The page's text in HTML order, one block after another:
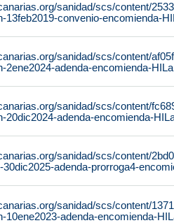
sanidad/scs/content/
13feb2019-convenio-encomienda-
sanidad/scs/content/
2ene2024-adenda-encomienda-
sanidad/scs/content/
20dic2024-adenda-encomienda-
sanidad/scs/content/
adenda-prorroga4-
sanidad/scs/content/
10ene2023-adenda-encomienda-